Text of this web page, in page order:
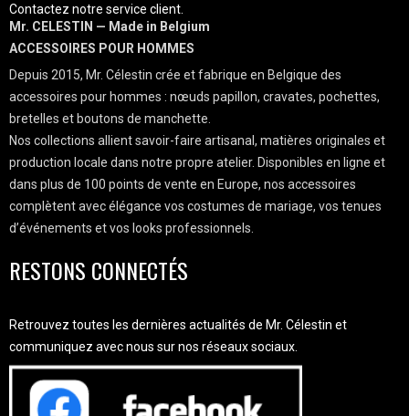
Contactez notre service client.
Mr. CELESTIN — Made in Belgium
ACCESSOIRES POUR HOMMES
Depuis 2015, Mr. Célestin crée et fabrique en Belgique des
accessoires pour hommes : nœuds papillon, cravates, pochettes,
bretelles et boutons de manchette.
Nos collections allient savoir-faire artisanal, matières originales et
production locale dans notre propre atelier. Disponibles en ligne et
dans plus de 100 points de vente en Europe, nos accessoires
complètent avec élégance vos costumes de mariage, vos tenues
d’événements et vos looks professionnels.
RESTONS CONNECTÉS
Retrouvez toutes les dernières actualités de Mr. Célestin et
communiquez avec nous sur nos réseaux sociaux.